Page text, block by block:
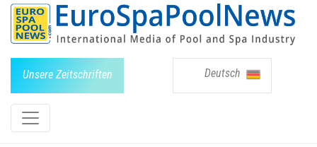
Unsere Zeitschriften Deutsch